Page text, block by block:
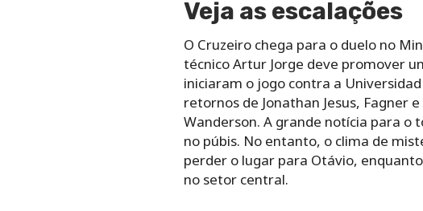
Veja as escalações
O Cruzeiro chega para o duelo no
técnico Artur Jorge deve promover
iniciaram o jogo contra a
retornos de Jonathan Jesus, Fagner
Wanderson. A grande notícia para o
no púbis. No entanto, o clima de
perder o lugar para Otávio,
no setor central.